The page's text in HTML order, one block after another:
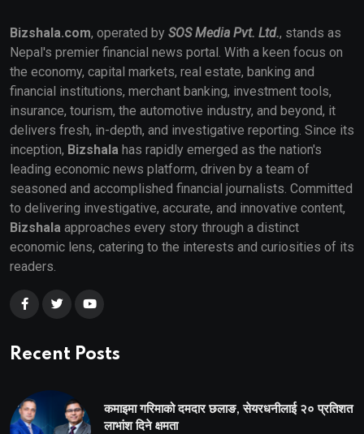
Bizshala.com, operated by SOS Media Pvt. Ltd., stands as
Nepal's premier financial news portal. With a keen focus on
the economy, capital markets, real estate, banking and
financial institutions, merchant banking, investment tools,
insurance, tourism, the automotive industry, and beyond, it
delivers fresh, in-depth, and investigative reporting. Since its
inception, Bizshala has rapidly emerged as the nation's
leading economic news platform, driven by a team of
seasoned and accomplished financial journalists. Committed
to delivering investigative, accurate, and innovative content,
Bizshala approaches every story through a distinct
economic lens, catering to the interests and curiosities of its
readers.
Recent Posts
कमाइमा गरिमाको दमदार छलाङ, सेयरधनीलाई २० प्रतिशत
लाभांश दिने क्षमता